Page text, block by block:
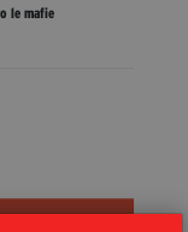
le mafie